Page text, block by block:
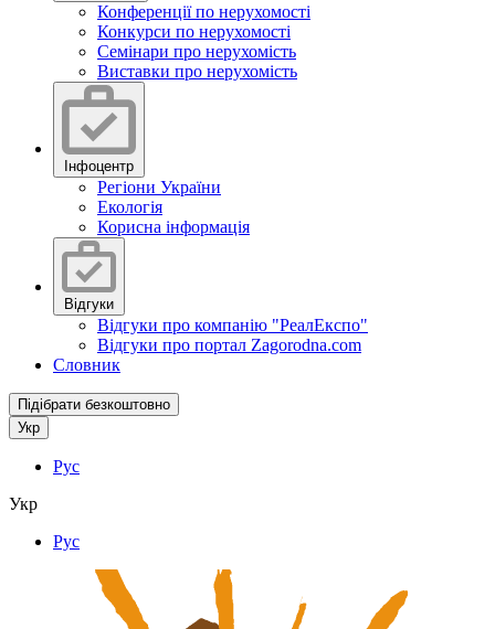
Конференції по нерухомості
Конкурси по нерухомості
Семінари про нерухомість
Виставки про нерухомість
Інфоцентр
Регіони України
Екологія
Корисна інформація
Відгуки
Відгуки про компанію "РеалЕкспо"
Відгуки про портал Zagorodna.com
Словник
Підібрати безкоштовно
Укр
Рус
Укр
Рус